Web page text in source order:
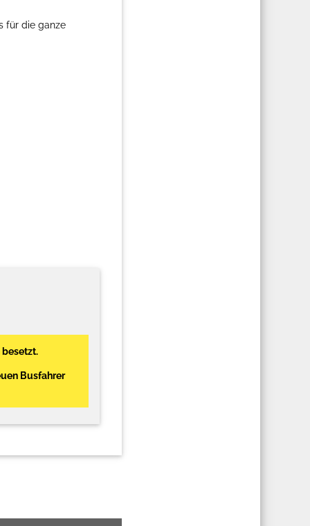
für die ganze
Busfahrer